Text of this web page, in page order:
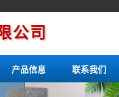
公司
产品信息 联系我们